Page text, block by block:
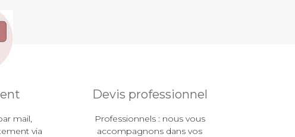
mail,
via
Devis professionnel
Professionnels : nous vous
accompagnons dans vos